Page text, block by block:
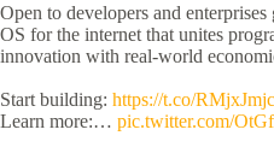
Open to developers and
OS for the internet that unites
innovation with real-world
Start building: https://t.co/
Learn more:… pic.twitter.com/